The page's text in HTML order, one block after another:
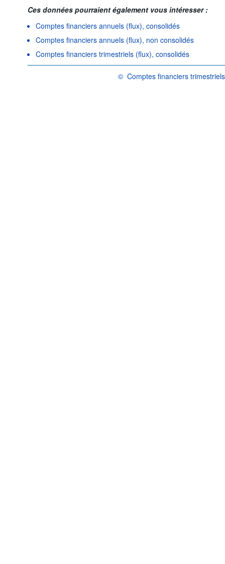
Ces données pourraient également vous intéresser :
Comptes financiers annuels (flux), consolidés
Comptes financiers annuels (flux), non consolidés
Comptes financiers trimestriels (flux), consolidés
© Comptes financiers